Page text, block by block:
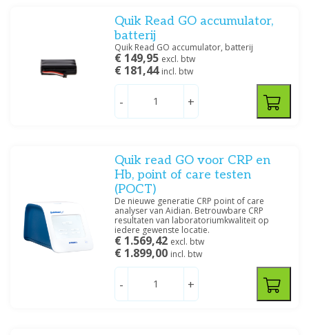
Quik Read GO accumulator,
batterij
Quik Read GO accumulator, batterij
€ 149,95 excl. btw
€ 181,44 incl. btw
- +
Quik read GO voor CRP en
Hb, point of care testen
(POCT)
De nieuwe generatie CRP point of care
analyser van Aidian. Betrouwbare CRP
resultaten van laboratoriumkwaliteit op
iedere gewenste locatie.
€ 1.569,42 excl. btw
€ 1.899,00 incl. btw
- +